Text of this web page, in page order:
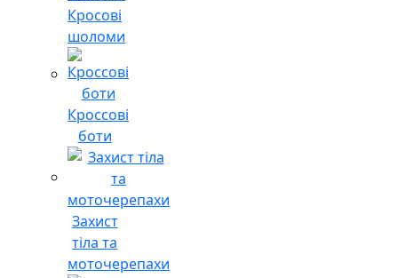
Кросові
шоломи
Кроссові
боти
Захист
тіла та
моточерепахи